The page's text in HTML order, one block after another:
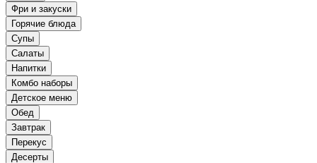
Фри и закуски
Горячие блюда
Супы
Салаты
Напитки
Комбо наборы
Детское меню
Обед
Завтрак
Перекус
Десерты